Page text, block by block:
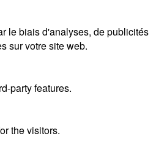
le biais d'analyses, de publicités
sur votre site web.
party features.
the visitors.